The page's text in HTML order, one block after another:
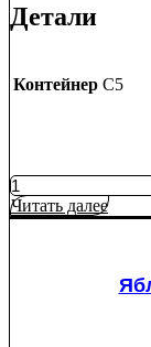
Детали
Контейнер C5
Количество
товара
Яблоня
Читать далее